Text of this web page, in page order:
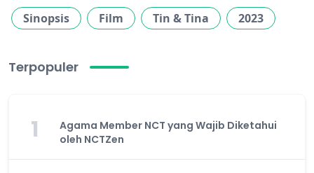
Sinopsis Film Tin & Tina 2023
Terpopuler
1
Agama Member NCT yang Wajib Diketahui
oleh NCTZen